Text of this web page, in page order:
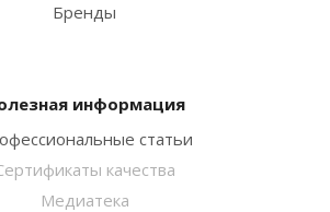
Бренды
информация
статьи
качества
Медиатека